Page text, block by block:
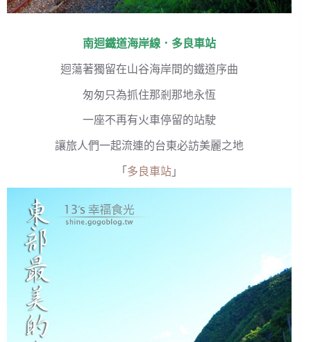
南迴鐵道海岸線． 多良車站
迴蕩著獨留在山谷海岸間的鐵道序曲
匆匆只為抓住那剎那地永恆
一座不再有火車停留的站駛
讓旅人們一起流連的台東必訪美麗之地
「 多良車站 」